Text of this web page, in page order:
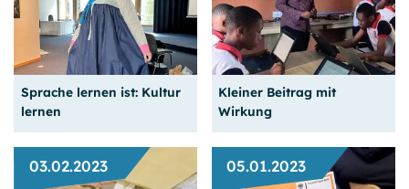
Und welche Rolle spielen
die Medien für unsere
Demokratie?
Weiterlesen
Drei gute Gründe für eine
Ausbildung zum Fremd­
sprachenassistent
Weiterlesen
Sprache lernen ist: Kultur
lernen
Kleiner Beitrag mit
Wirkung
03.02.2023 05.01.2023